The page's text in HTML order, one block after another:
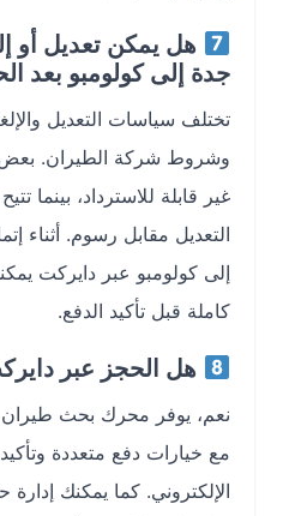
هل يمكن تعديل أو
جدة إلى كولومبو بعد الحجز؟
تختلف سياسات التعديل والإلغاء
وشروط شركة الطيران. بعض
غير قابلة للاسترداد، بينما تتيح
التعديل مقابل رسوم. أثناء إتمام
إلى كولومبو عبر دايركت يمكنك
كاملة قبل تأكيد الدفع.
هل الحجز عبر دايركت
نعم، يوفر محرك بحث طيران
مع خيارات دفع متعددة وتأكيد فوري
الإلكتروني. كما يمكنك إدارة